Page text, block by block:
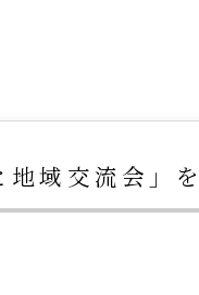
地域交流会」